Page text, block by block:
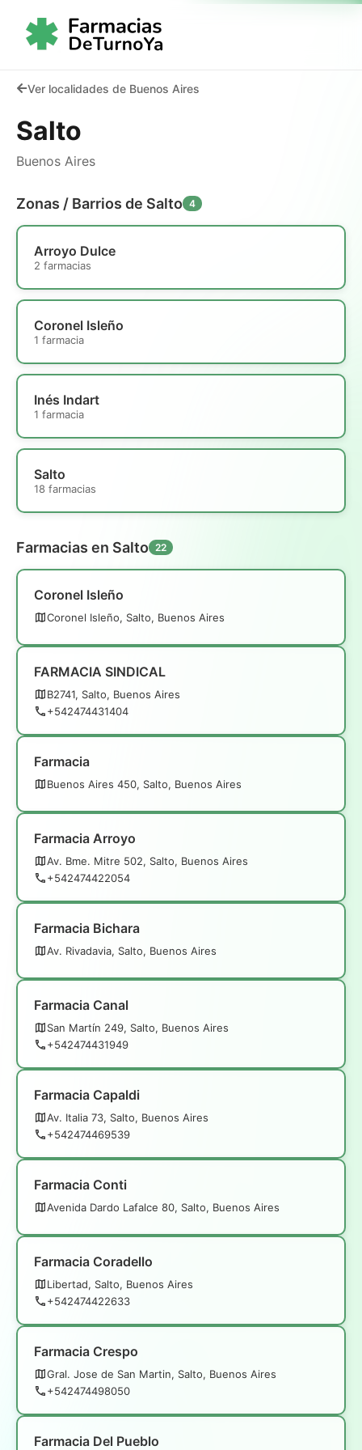
Ver localidades de Buenos Aires
Salto
Buenos Aires
Zonas / Barrios de Salto 4
Arroyo Dulce
2 farmacias
Coronel Isleño
1 farmacia
Inés Indart
1 farmacia
Salto
18 farmacias
Farmacias en Salto 22
Coronel Isleño
Coronel Isleño, Salto, Buenos Aires
FARMACIA SINDICAL
B2741, Salto, Buenos Aires
+542474431404
Farmacia
Buenos Aires 450, Salto, Buenos Aires
Farmacia Arroyo
Av. Bme. Mitre 502, Salto, Buenos Aires
+542474422054
Farmacia Bichara
Av. Rivadavia, Salto, Buenos Aires
Farmacia Canal
San Martín 249, Salto, Buenos Aires
+542474431949
Farmacia Capaldi
Av. Italia 73, Salto, Buenos Aires
+542474469539
Farmacia Conti
Avenida Dardo Lafalce 80, Salto, Buenos Aires
Farmacia Coradello
Libertad, Salto, Buenos Aires
+542474422633
Farmacia Crespo
Gral. Jose de San Martin, Salto, Buenos Aires
+542474498050
Farmacia Del Pueblo